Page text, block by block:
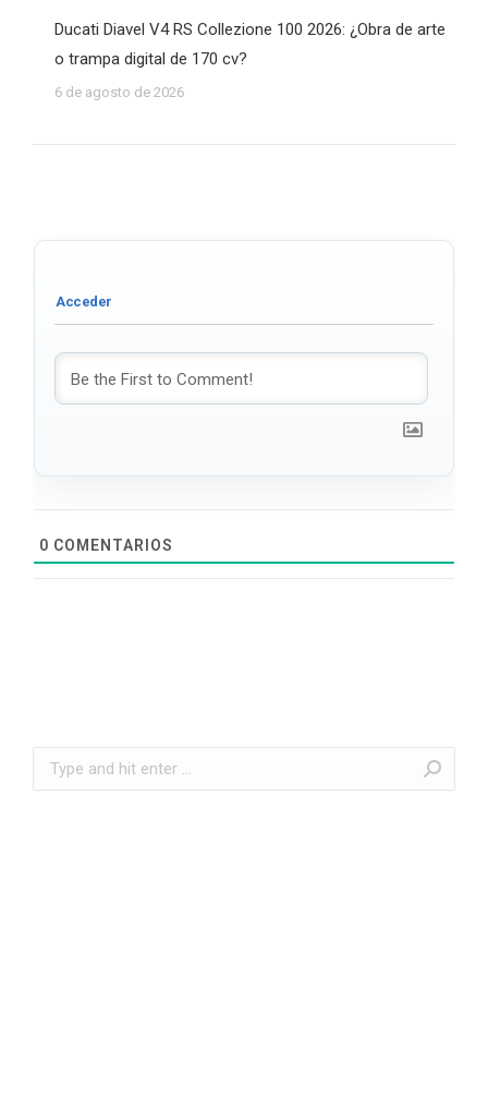
Ducati Diavel V4 RS Collezione 100 2026: ¿Obra de arte
o trampa digital de 170 cv?
6 de agosto de 2026
0 COMENTARIOS
Search: